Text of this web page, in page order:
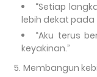
“Setiap
lebih dekat pada
“Aku terus
keyakinan.”
5. Membangun